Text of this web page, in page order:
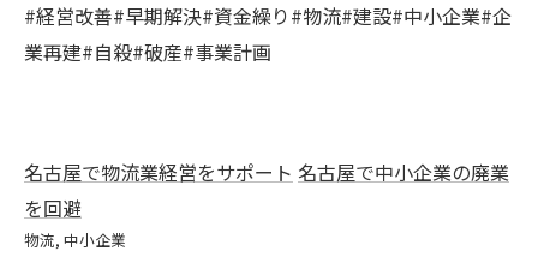
#経営改善#早期解決#資金繰り#物流#建設#中小企業#企
業再建#自殺#破産#事業計画
名古屋で物流業経営をサポート 名古屋で中小企業の廃業
を回避
物流 中小企業